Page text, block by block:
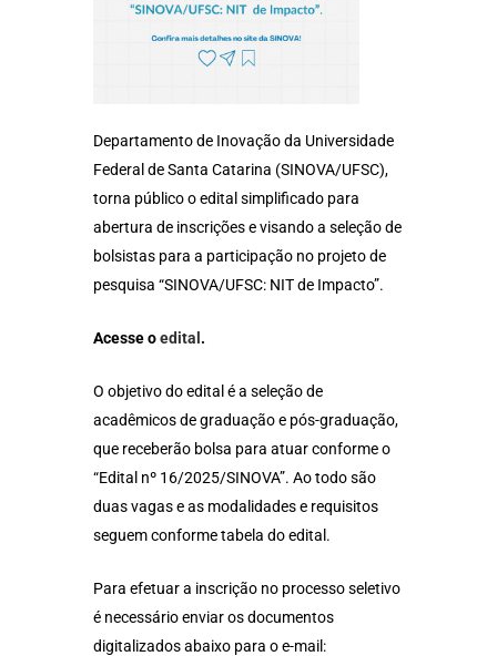
Departamento de Inovação da Universidade
Federal de Santa Catarina (SINOVA/UFSC),
torna público o edital simplificado para
abertura de inscrições e visando a seleção de
bolsistas para a participação no projeto de
pesquisa “SINOVA/UFSC: NIT de Impacto”.
Acesse oedital .
O objetivo do edital é a seleção de
acadêmicos de graduação e pós-graduação,
que receberão bolsa para atuar conforme o
“Edital nº 16/2025/SINOVA”. Ao todo são
duas vagas e as modalidades e requisitos
seguem conforme tabela do edital.
Para efetuar a inscrição no processo seletivo
é necessário enviar os documentos
digitalizados abaixo para o e-mail: